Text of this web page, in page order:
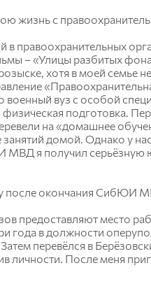
жизнь с
в правоохранительных
– «Улицы разбитых
хотя в моей семье
военный вуз с особой
подготовка.
на «домашнее
занятий домой. Однако у
я получил серьёзную
после окончания СибЮИ
предоставляют место
года в должности
перевёлся в
личности. После меня